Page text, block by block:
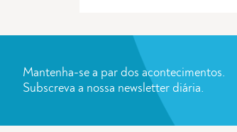
Mantenha-se a par dos acontecimentos.
Subscreva a nossa newsletter diária.